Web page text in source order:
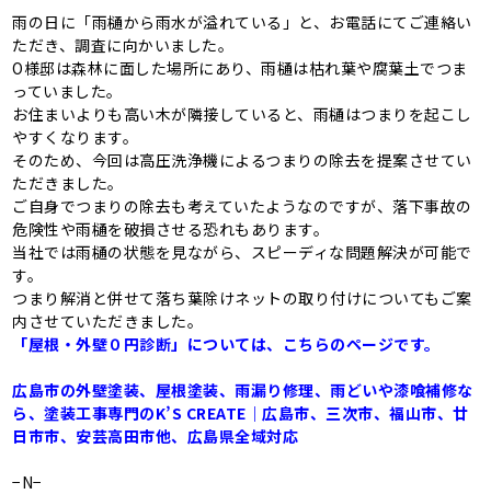
雨の日に「雨樋から雨水が溢れている」と、お電話にてご連絡い
ただき、調査に向かいました。
O様邸は森林に面した場所にあり、雨樋は枯れ葉や腐葉土でつま
っていました。
お住まいよりも高い木が隣接していると、雨樋はつまりを起こし
やすくなります。
そのため、今回は高圧洗浄機によるつまりの除去を提案させてい
ただきました。
ご自身でつまりの除去も考えていたようなのですが、落下事故の
危険性や雨樋を破損させる恐れもあります。
当社では雨樋の状態を見ながら、スピーディな問題解決が可能で
す。
つまり解消と併せて落ち葉除けネットの取り付けについてもご案
内させていただきました。
「屋根・外壁０円診断」については、こちらのページです。
広島市の外壁塗装、屋根塗装、雨漏り修理、雨どいや漆喰補修な
ら、塗装工事専門のK’S CREATE｜広島市、三次市、福山市、廿
日市市、安芸高田市他、広島県全域対応
−N−